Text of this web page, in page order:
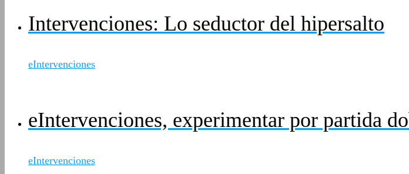
Intervenciones: Lo seductor del hipersalto
eIntervenciones
eIntervenciones, experimentar por partida
eIntervenciones